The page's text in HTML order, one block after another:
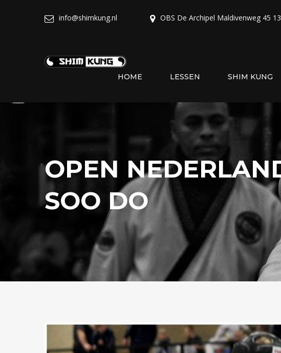
info@shimkung.nl OBS De Archipel Maldivenweg 45
HOME LESSEN SHIM KUNG
OPEN
SOO DO